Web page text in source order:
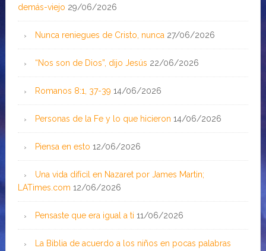
demás-viejo 29/06/2026
Nunca reniegues de Cristo, nunca 27/06/2026
“Nos son de Dios”, dijo Jesús 22/06/2026
Romanos 8:1, 37-39 14/06/2026
Personas de la Fe y lo que hicieron 14/06/2026
Piensa en esto 12/06/2026
Una vida difícil en Nazaret por James Martin;
LATimes.com 12/06/2026
Pensaste que era igual a ti 11/06/2026
La Biblia de acuerdo a los niños en pocas palabras